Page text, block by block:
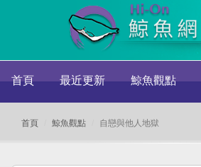
首頁 最近更新 鯨魚觀點
首頁 鯨魚觀點 自戀與他人地獄